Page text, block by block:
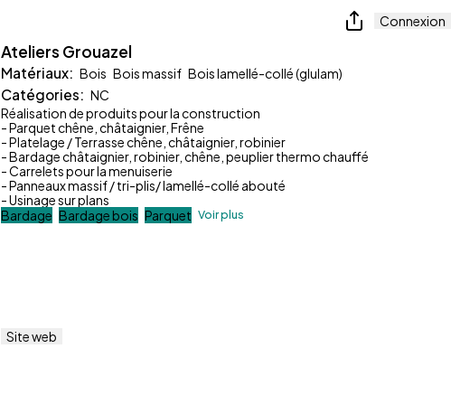
Connexion
Ateliers Grouazel
Matériaux: Bois Bois massif Bois lamellé-collé (glulam)
Catégories: NC
Réalisation de produits pour la construction
- Parquet chêne, châtaignier, Frêne
- Platelage / Terrasse chêne, châtaignier, robinier
- Bardage châtaignier, robinier, chêne, peuplier thermo chauffé
- Carrelets pour la menuiserie
- Panneaux massif / tri-plis/ lamellé-collé abouté
- Usinage sur plans
Bardage Bardage bois Parquet Voir plus
Site web